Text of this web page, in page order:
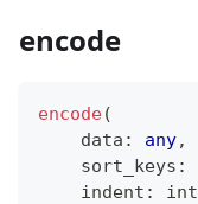
encode
encode(
    data
: any,
    sort_keys
:
    indent
: int